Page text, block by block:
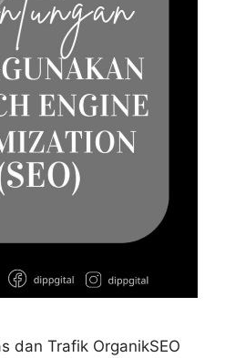
dan Trafik OrganikSEO